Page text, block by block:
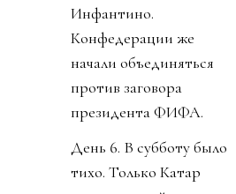
Инфантино.
Конфедерации же
начали объединяться
против заговора
президента ФИФА.
День 6. В субботу было
тихо. Только Катар